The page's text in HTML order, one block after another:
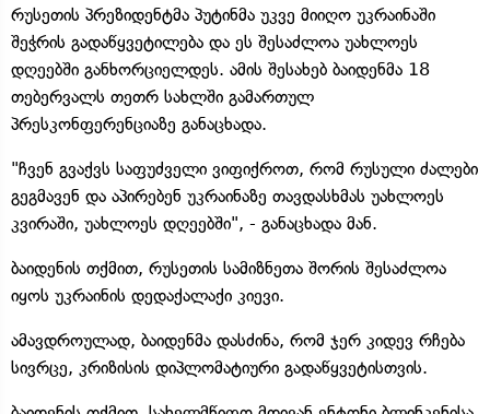
რუსეთის პრეზიდენტმა პუტინმა უკვე მიიღო უკრაინაში
შეჭრის გადაწყვეტილება და ეს შესაძლოა უახლოეს
დღეებში განხორციელდეს. ამის შესახებ ბაიდენმა 18
თებერვალს თეთრ სახლში გამართულ
პრესკონფერენციაზე განაცხადა.
"ჩვენ გვაქვს საფუძველი ვიფიქროთ, რომ რუსული ძალები
გეგმავენ და აპირებენ უკრაინაზე თავდასხმას უახლოეს
კვირაში, უახლოეს დღეებში", - განაცხადა მან.
ბაიდენის თქმით, რუსეთის სამიზნეთა შორის შესაძლოა
იყოს უკრაინის დედაქალაქი კიევი.
ამავდროულად, ბაიდენმა დასძინა, რომ ჯერ კიდევ რჩება
სივრცე, კრიზისის დიპლომატიური გადაწყვეტისთვის.